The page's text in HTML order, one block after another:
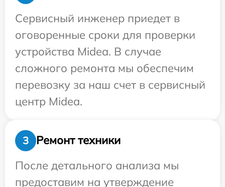
Сервисный инженер приедет в
оговоренные сроки для проверки
устройства Midea. В случае
сложного ремонта мы обеспечим
перевозку за наш счет в сервисный
центр Midea.
3
Ремонт техники
После детального анализа мы
предоставим на утверждение